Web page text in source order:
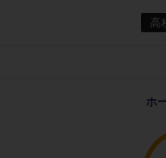
高
ホ